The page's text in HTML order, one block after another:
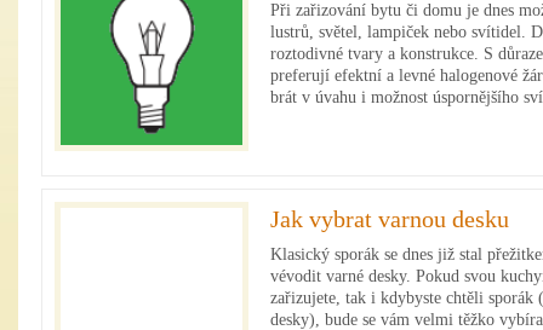
Při zařizování bytu či domu je dnes
lustrů, světel, lampiček nebo svítidel.
roztodivné tvary a konstrukce. S
preferují efektní a levné halogenové
brát v úvahu i možnost úspornějšího
Jak vybrat varnou desku
Klasický sporák se dnes již stal
vévodit varné desky. Pokud svou
zařizujete, tak i kdybyste chtěli sporák
desky), bude se vám velmi těžko